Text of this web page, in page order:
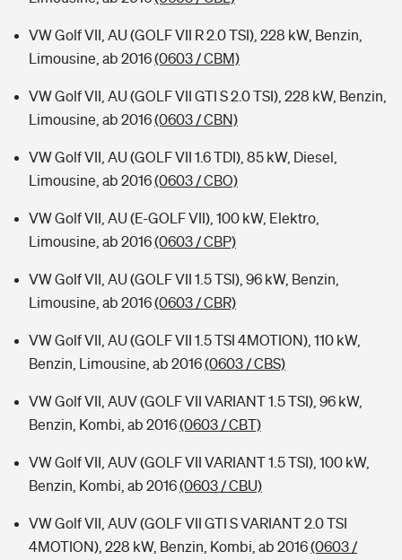
VW Golf VII, AU (GOLF VII R 2.0 TSI), 228 kW, Benzin,
Limousine, ab 2016(0603 / CBM)
VW Golf VII, AU (GOLF VII GTI S 2.0 TSI), 228 kW, Benzin,
Limousine, ab 2016(0603 / CBN)
VW Golf VII, AU (GOLF VII 1.6 TDI), 85 kW, Diesel,
Limousine, ab 2016(0603 / CBO)
VW Golf VII, AU (E-GOLF VII), 100 kW, Elektro,
Limousine, ab 2016(0603 / CBP)
VW Golf VII, AU (GOLF VII 1.5 TSI), 96 kW, Benzin,
Limousine, ab 2016(0603 / CBR)
VW Golf VII, AU (GOLF VII 1.5 TSI 4MOTION), 110 kW,
Benzin, Limousine, ab 2016(0603 / CBS)
VW Golf VII, AUV (GOLF VII VARIANT 1.5 TSI), 96 kW,
Benzin, Kombi, ab 2016(0603 / CBT)
VW Golf VII, AUV (GOLF VII VARIANT 1.5 TSI), 100 kW,
Benzin, Kombi, ab 2016(0603 / CBU)
VW Golf VII, AUV (GOLF VII GTI S VARIANT 2.0 TSI
4MOTION), 228 kW, Benzin, Kombi, ab 2016(0603 /